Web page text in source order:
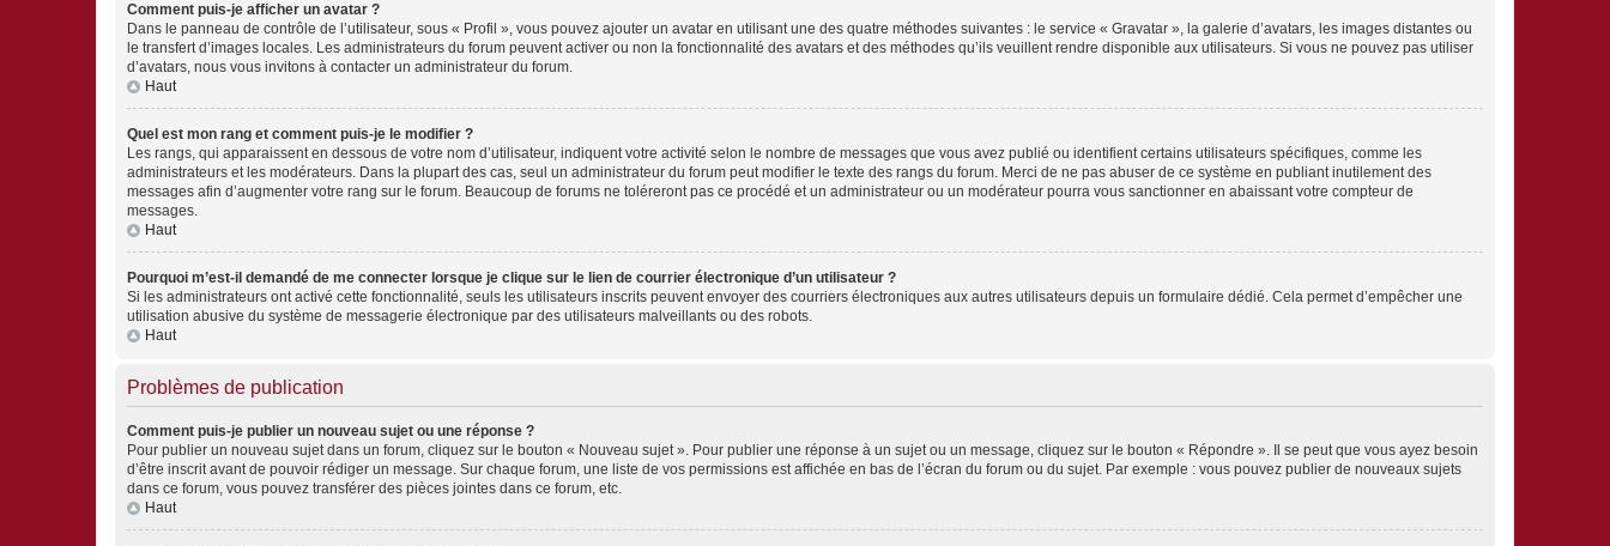
Comment puis-je afficher un avatar ?
Dans le panneau de contrôle de l’utilisateur, sous « Profil », vous pouvez ajouter un avatar en utilisant une des quatre méthodes suivantes : le service « Gravatar », la galerie d’avatars, les images distantes ou
le transfert d’images locales. Les administrateurs du forum peuvent activer ou non la fonctionnalité des avatars et des méthodes qu’ils veuillent rendre disponible aux utilisateurs. Si vous ne pouvez pas utiliser
d’avatars, nous vous invitons à contacter un administrateur du forum.
Haut
Quel est mon rang et comment puis-je le modifier ?
Les rangs, qui apparaissent en dessous de votre nom d’utilisateur, indiquent votre activité selon le nombre de messages que vous avez publié ou identifient certains utilisateurs spécifiques, comme les
administrateurs et les modérateurs. Dans la plupart des cas, seul un administrateur du forum peut modifier le texte des rangs du forum. Merci de ne pas abuser de ce système en publiant inutilement des
messages afin d’augmenter votre rang sur le forum. Beaucoup de forums ne toléreront pas ce procédé et un administrateur ou un modérateur pourra vous sanctionner en abaissant votre compteur de
messages.
Haut
Pourquoi m’est-il demandé de me connecter lorsque je clique sur le lien de courrier électronique d’un utilisateur ?
Si les administrateurs ont activé cette fonctionnalité, seuls les utilisateurs inscrits peuvent envoyer des courriers électroniques aux autres utilisateurs depuis un formulaire dédié. Cela permet d’empêcher une
utilisation abusive du système de messagerie électronique par des utilisateurs malveillants ou des robots.
Haut
Problèmes de publication
Comment puis-je publier un nouveau sujet ou une réponse ?
Pour publier un nouveau sujet dans un forum, cliquez sur le bouton « Nouveau sujet ». Pour publier une réponse à un sujet ou un message, cliquez sur le bouton « Répondre ». Il se peut que vous ayez besoin
d’être inscrit avant de pouvoir rédiger un message. Sur chaque forum, une liste de vos permissions est affichée en bas de l’écran du forum ou du sujet. Par exemple : vous pouvez publier de nouveaux sujets
dans ce forum, vous pouvez transférer des pièces jointes dans ce forum, etc.
Haut